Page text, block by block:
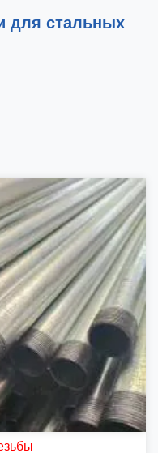
для стальных